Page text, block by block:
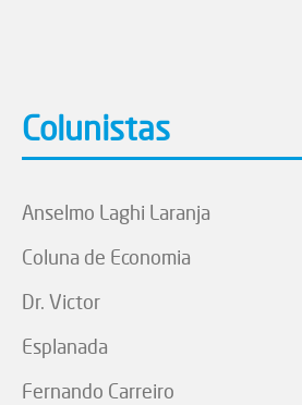
Colunistas
Anselmo Laghi Laranja
Coluna de Economia
Dr. Victor
Esplanada
Fernando Carreiro